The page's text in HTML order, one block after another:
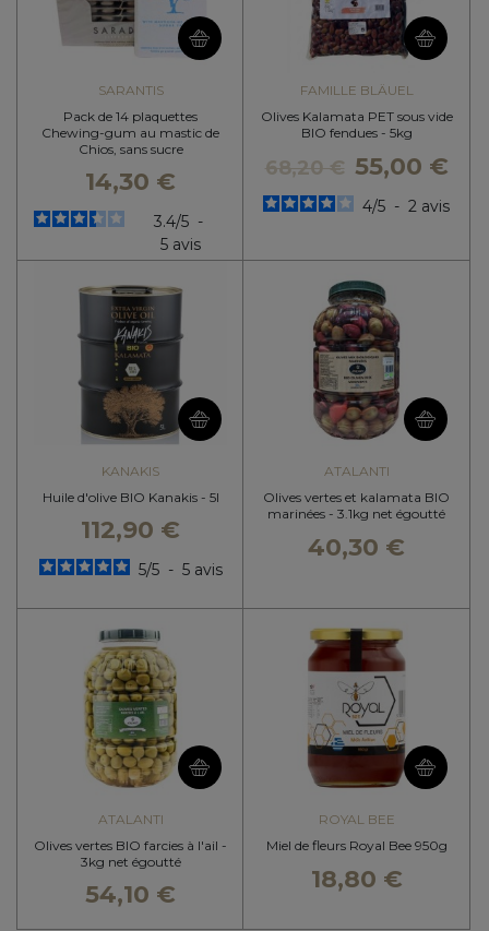
SARANTIS
Pack de 14 plaquettes
Chewing-gum au mastic de
Chios, sans sucre
14,30 €
3.4/5 -
5 avis
FAMILLE BLÄUEL
Olives Kalamata PET sous vide
BIO fendues - 5kg
68,20 € 55,00 €
4/5 - 2 avis
KANAKIS
Huile d'olive BIO Kanakis - 5l
112,90 €
5/5 - 5 avis
ATALANTI
Olives vertes et kalamata BIO
marinées - 3.1kg net égoutté
40,30 €
ATALANTI
Olives vertes BIO farcies à l'ail -
3kg net égoutté
54,10 €
ROYAL BEE
Miel de fleurs Royal Bee 950g
18,80 €